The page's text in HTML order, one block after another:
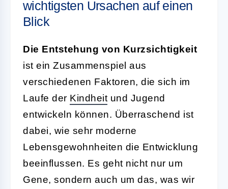
wichtigsten Ursachen auf einen
Blick
Die Entstehung von Kurzsichtigkeit
ist ein Zusammenspiel aus
verschiedenen Faktoren, die sich im
Laufe der Kindheit und Jugend
entwickeln können. Überraschend ist
dabei, wie sehr moderne
Lebensgewohnheiten die Entwicklung
beeinflussen. Es geht nicht nur um
Gene, sondern auch um das, was wir